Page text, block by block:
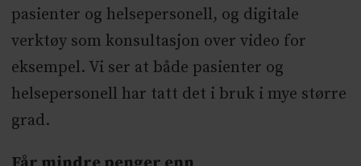
pasienter og helsepersonell, og digitale
verktøy som konsultasjon over video for
eksempel. Vi ser at både pasienter og
helsepersonell har tatt det i bruk i mye større
grad.